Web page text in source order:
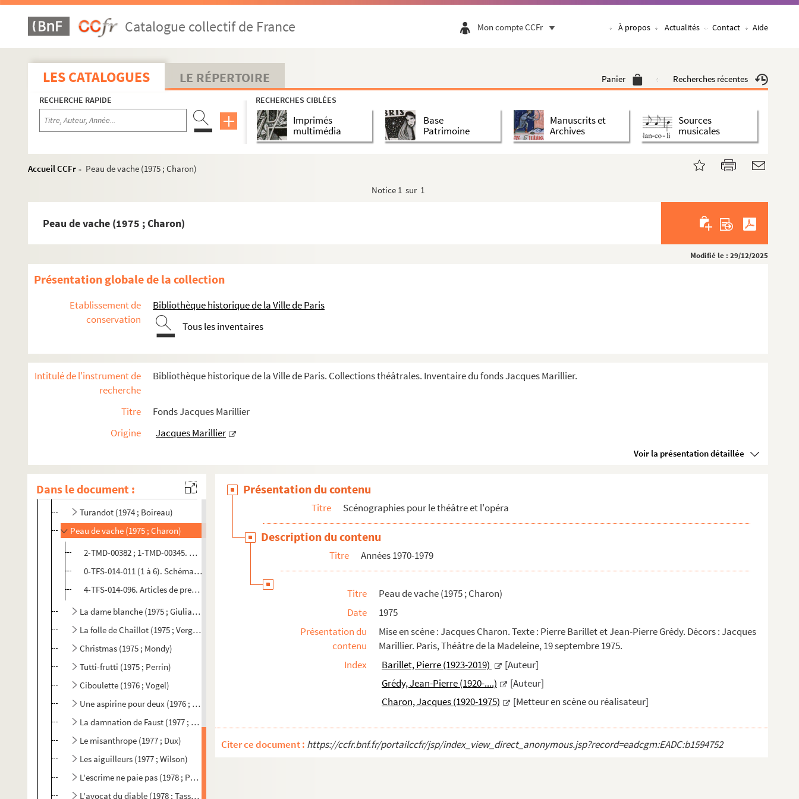
Catalogue collectif de France Mon compte CCFr À propos Actualités Contact Aide
LES CATALOGUES LE RÉPERTOIRE Panier Recherches récentes
RECHERCHE RAPIDE RECHERCHES CIBLÉES
Imprimés
multimédia
Base
Patrimoine
Manuscrits et
Archives
Sources
musicales
Accueil CCFr >
Peau de vache (1975 ; Charon)
Notice 1 sur 1
Peau de vache (1975 ; Charon)
Modifié le : 29/12/2025
Présentation globale de la collection
Etablissement de
conservation
Bibliothèque historique de la Ville de Paris
Tous les inventaires
Intitulé de l'instrument de
recherche
Bibliothèque historique de la Ville de Paris. Collections théâtrales. Inventaire du fonds Jacques Marillier.
Titre
Fonds Jacques Marillier
Origine
Jacques Marillier
Voir la présentation détaillée
Dans le document :
Il ne faut jurer de rien (1970 ; Duchaussoy)
Une fille dans ma soupe (1970 ; Rouleau)
Le malade imaginaire (1970 ; Cochet)
Voulez-vous jouer avec moâ ? (1970 ; Echantillon)
Pantoufle (1970 ; Cochet)
Pourquoi m'avez-vous posée sur le palier ? (1970 ; Grenier)
La résistible ascension d'Arturo Ui (1971 ; Vitaly)
Monsieur Chasse (1972 ; Duval)
La station Champbaudet (1972 ; Cochet)
La fille bien gardée (1972 ; Cochet)
Ne m'oubliez pas (1972 ; Fagadau)
Les caprices de Marianne - On ne saurait penser à tout (1973 ; Cochet)
L'hôtel du libre échange (1973 ; Cochet)
Le médecin volant (1973 ; Perrin)
Le sexe faible (1974 ; Cochet)
Et à la fin était le bang (1974 ; Franck)
Turandot (1974 ; Boireau)
Peau de vache (1975 ; Charon)
2-TMD-00382 ; 1-TMD-00345. Dessins de décor
0-TFS-014-011 (1 à 6). Schémas d'implantation de décor et schémas en coupe d'éléments de décor.
4-TFS-014-096. Articles de presse
La dame blanche (1975 ; Giuliano)
La folle de Chaillot (1975 ; Vergez)
Christmas (1975 ; Mondy)
Tutti-frutti (1975 ; Perrin)
Ciboulette (1976 ; Vogel)
Une aspirine pour deux (1976 ; Perrin)
La damnation de Faust (1977 ; Boireau)
Le misanthrope (1977 ; Dux)
Les aiguilleurs (1977 ; Wilson)
L'escrime ne paie pas (1978 ; Perrin)
L'avocat du diable (1978 ; Tassencourt)
Présentation du contenu
Titre Scénographies pour le théâtre et l'opéra
Description du contenu
Titre Années 1970-1979
Titre
Peau de vache (1975 ; Charon)
Date
1975
Présentation du
contenu
Mise en scène : Jacques Charon. Texte : Pierre Barillet et Jean-Pierre Grédy. Décors : Jacques
Marillier. Paris, Théâtre de la Madeleine, 19 septembre 1975.
Index
Barillet, Pierre (1923-2019)
[Auteur]
Grédy, Jean-Pierre (1920-....)
[Auteur]
Charon, Jacques (1920-1975)
[Metteur en scène ou réalisateur]
Citer ce document : https://ccfr.bnf.fr/portailccfr/jsp/index_view_direct_anonymous.jsp?record=eadcgm:EADC:b1594752